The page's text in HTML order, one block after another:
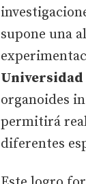
supone una
Universidad
organoides
permitirá
diferentes